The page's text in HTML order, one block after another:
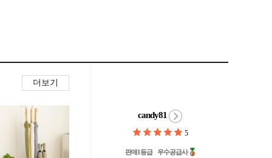
더보기
candy81
5
판매1등급 우수공급사